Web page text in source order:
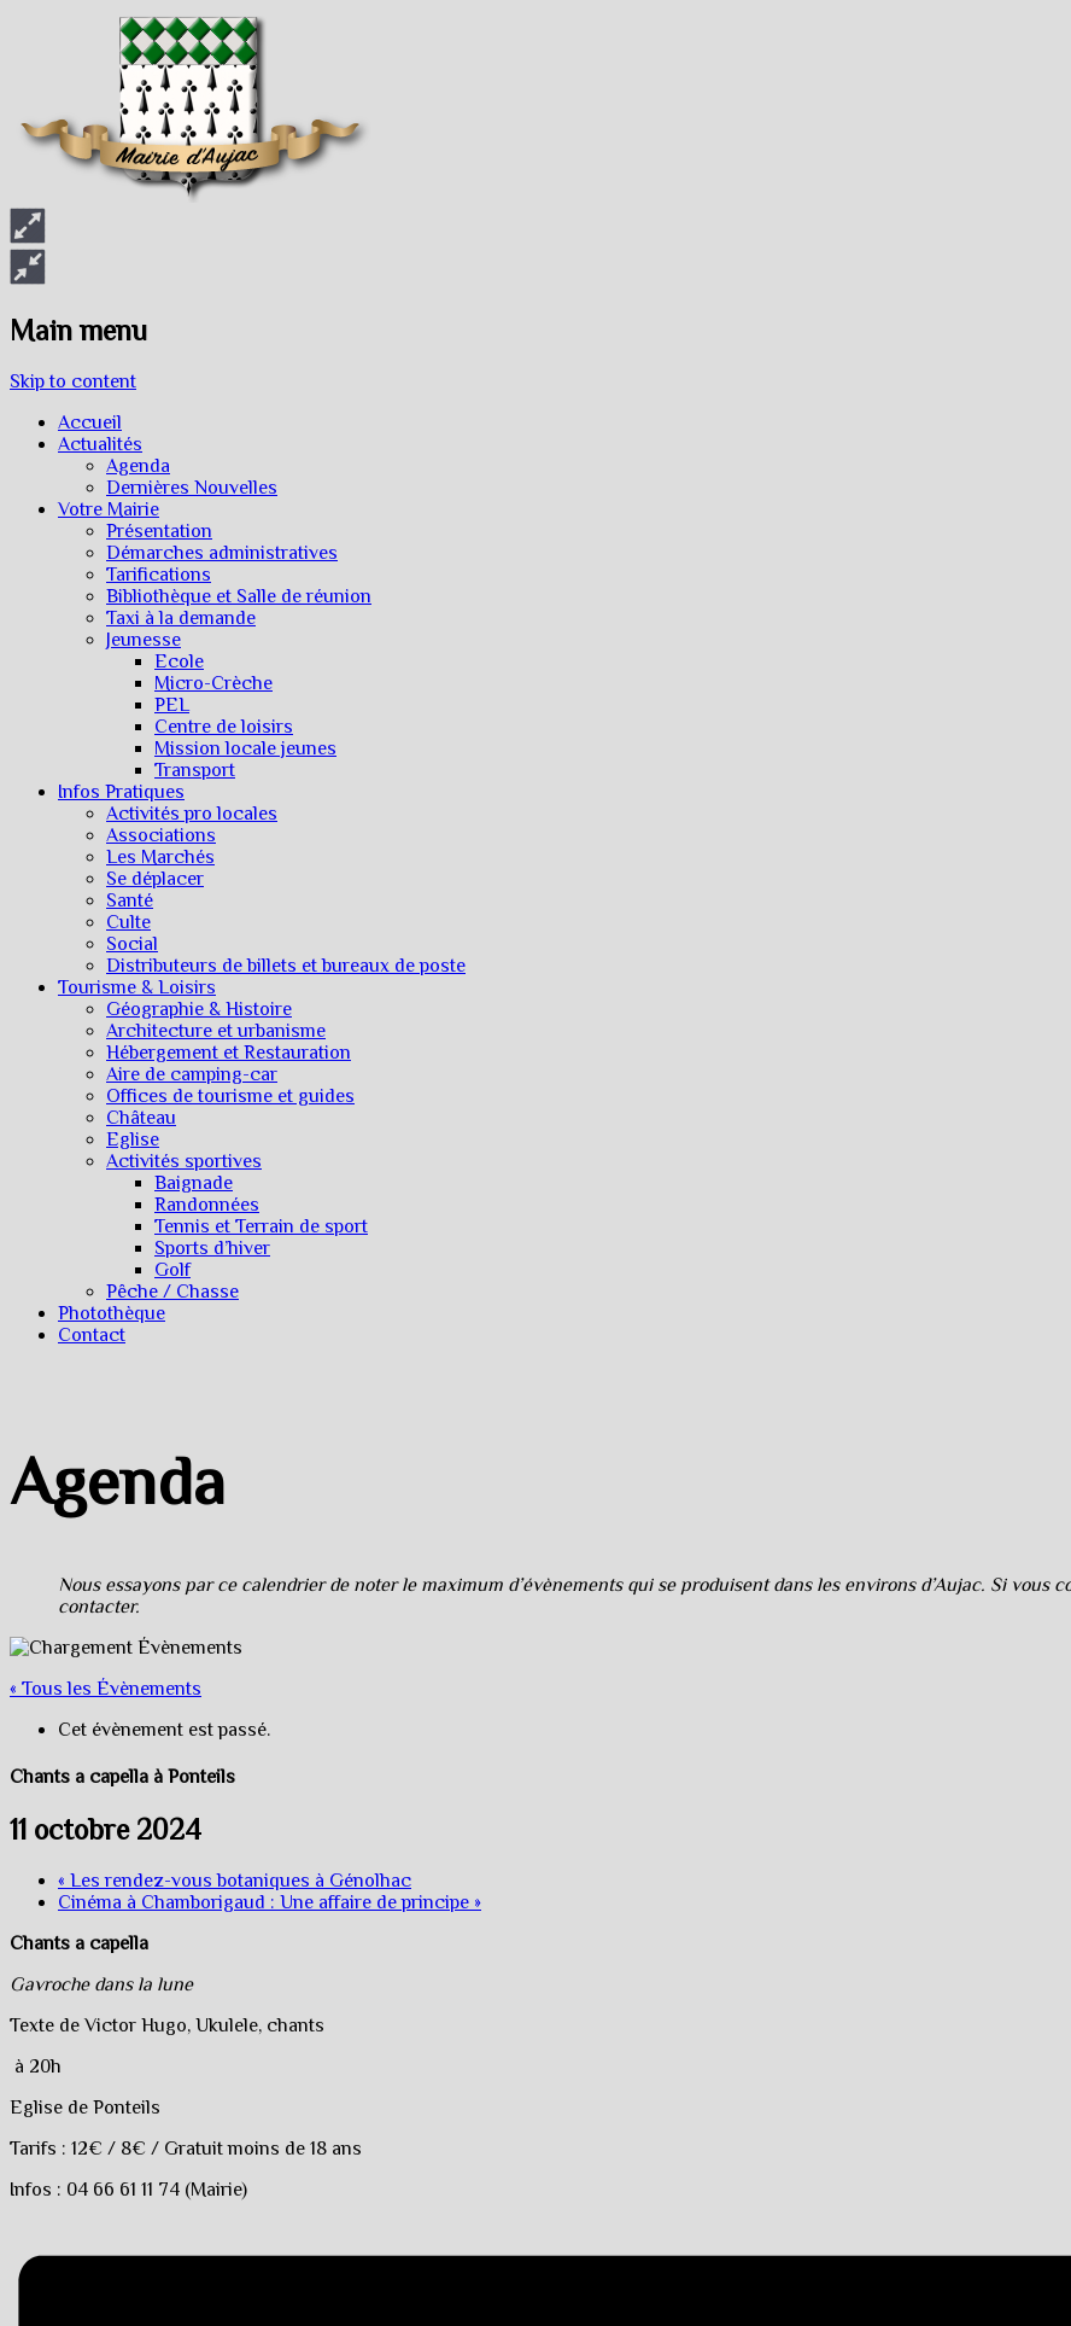
Main menu
Skip to content
Accueil
Actualités
Agenda
Dernières Nouvelles
Votre Mairie
Présentation
Démarches administratives
Tarifications
Bibliothèque et Salle de réunion
Taxi à la demande
Jeunesse
Ecole
Micro-Crèche
PEL
Centre de loisirs
Mission locale jeunes
Transport
Infos Pratiques
Activités pro locales
Associations
Les Marchés
Se déplacer
Santé
Culte
Social
Distributeurs de billets et bureaux de poste
Tourisme & Loisirs
Géographie & Histoire
Architecture et urbanisme
Hébergement et Restauration
Aire de camping-car
Offices de tourisme et guides
Château
Eglise
Activités sportives
Baignade
Randonnées
Tennis et Terrain de sport
Sports d’hiver
Golf
Pêche / Chasse
Photothèque
Contact
Agenda
Nous essayons par ce calendrier de noter le maximum d’évènements qui se produisent dans les environs d’Aujac. Si vous
contacter.
« Tous les Évènements
Cet évènement est passé.
Chants a capella à Ponteils
11 octobre 2024
« Les rendez-vous botaniques à Génolhac
Cinéma à Chamborigaud : Une affaire de principe »
Chants a capella
Gavroche dans la lune
Texte de Victor Hugo, Ukulele, chants
à 20h
Eglise de Ponteils
Tarifs : 12€ / 8€ / Gratuit moins de 18 ans
Infos : 04 66 61 11 74 (Mairie)